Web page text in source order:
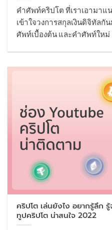
คำศัพท์คริปโต ที่เราเอามาแ
เข้าใจวงการสกุลเงินดิจิทัล
ศัพท์เบื้องต้น และคำศัพท์ใหม่
คริปโต เล่นยังไง อยากรู้ลึก
ทูปคริปโต น่าสนใจ 2022